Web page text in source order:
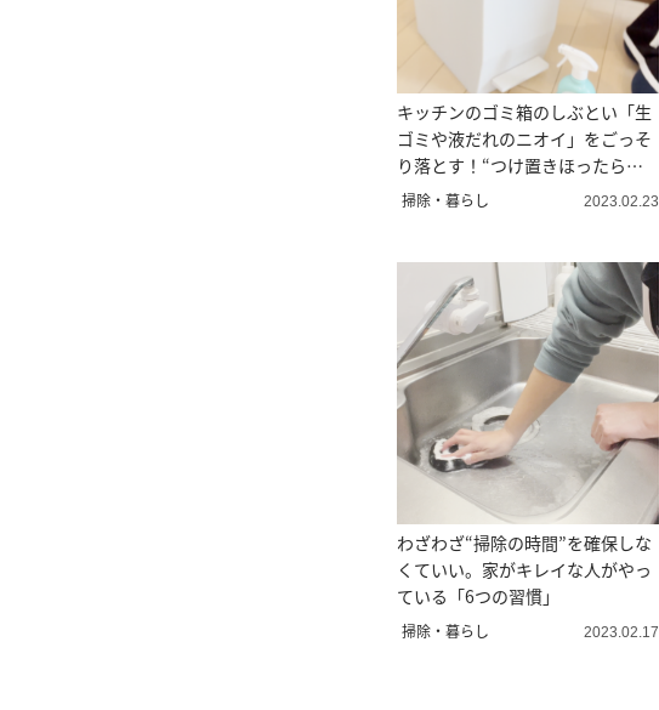
キッチンのゴミ箱のしぶとい「生
ゴミや液だれのニオイ」をごっそ
り落とす！“つけ置きほったらか
し掃除術”
掃除・暮らし 2023.02.23
わざわざ“掃除の時間”を確保しな
くていい。家がキレイな人がやっ
ている「6つの習慣」
掃除・暮らし 2023.02.17